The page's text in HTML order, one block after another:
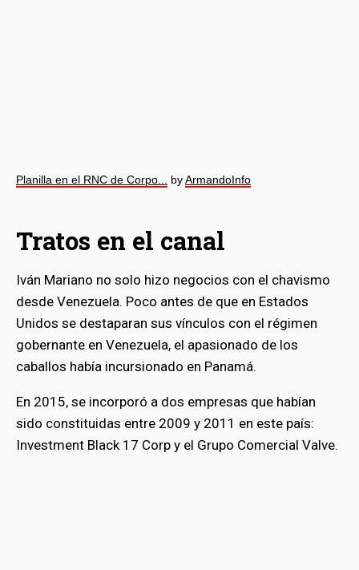
Planilla en el RNC de Corpo... byArmandoInfo
Tratos en el canal
Iván Mariano no solo hizo negocios con el chavismo
desde Venezuela. Poco antes de que en Estados
Unidos se destaparan sus vínculos con el régimen
gobernante en Venezuela, el apasionado de los
caballos había incursionado en Panamá.
En 2015, se incorporó a dos empresas que habían
sido constituidas entre 2009 y 2011 en este país:
Investment Black 17 Corp y el Grupo Comercial Valve.